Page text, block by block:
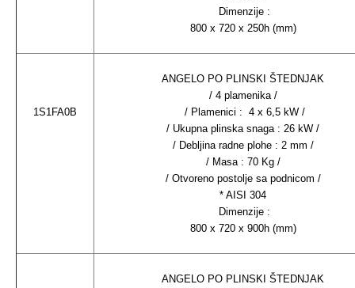
Dimenzije :
800 x 720 x 250h (mm)
1S1FA0B
ANGELO PO PLINSKI ŠTEDNJAK
/ 4 plamenika /
/ Plamenici : 4 x 6,5 kW /
/ Ukupna plinska snaga : 26 kW /
/ Debljina radne plohe : 2 mm /
/ Masa : 70 Kg /
/ Otvoreno postolje sa podnicom /
* AISI 304
Dimenzije :
800 x 720 x 900h (mm)
ANGELO PO PLINSKI ŠTEDNJAK